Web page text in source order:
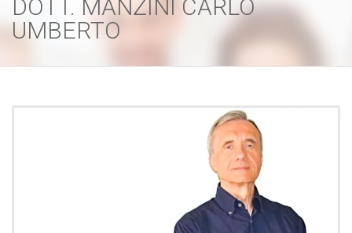
DOTT. MANZINI CARLO
UMBERTO